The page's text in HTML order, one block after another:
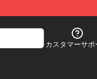
カスタマーサポ